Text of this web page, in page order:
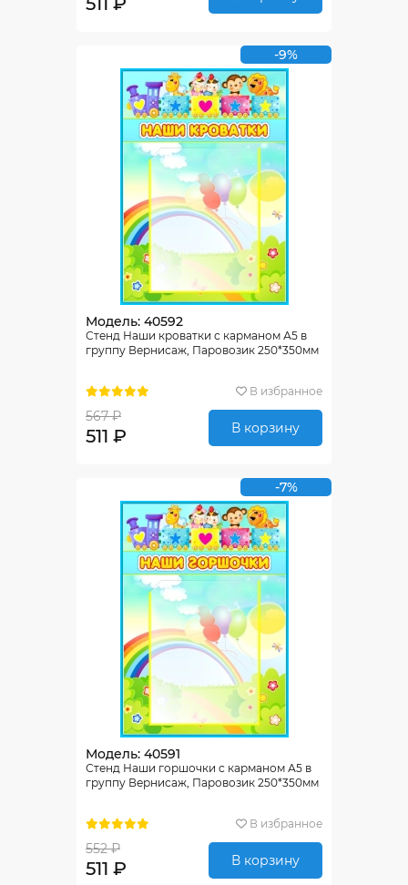
-9%
Модель: 40592
Стенд Наши кроватки с карманом А5 в
группу Вернисаж, Паровозик 250*350мм
В избранное
567 ₽
511 ₽ В корзину
-7%
Модель: 40591
Стенд Наши горшочки с карманом А5 в
группу Вернисаж, Паровозик 250*350мм
В избранное
552 ₽
511 ₽ В корзину